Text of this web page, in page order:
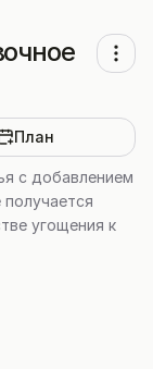
План
с добавлением
угощения к